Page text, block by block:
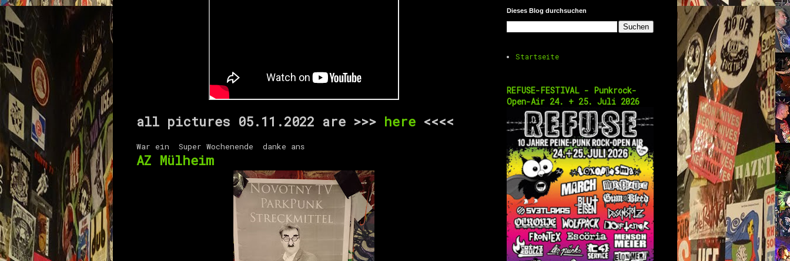
all pictures 05.11.2022 are >>> here <<<<
War ein Super Wochenende danke ans
AZ Mülheim
Dieses Blog durchsuchen
Startseite
REFUSE-FESTIVAL - Punkrock-
Open-Air 24. + 25. Juli 2026